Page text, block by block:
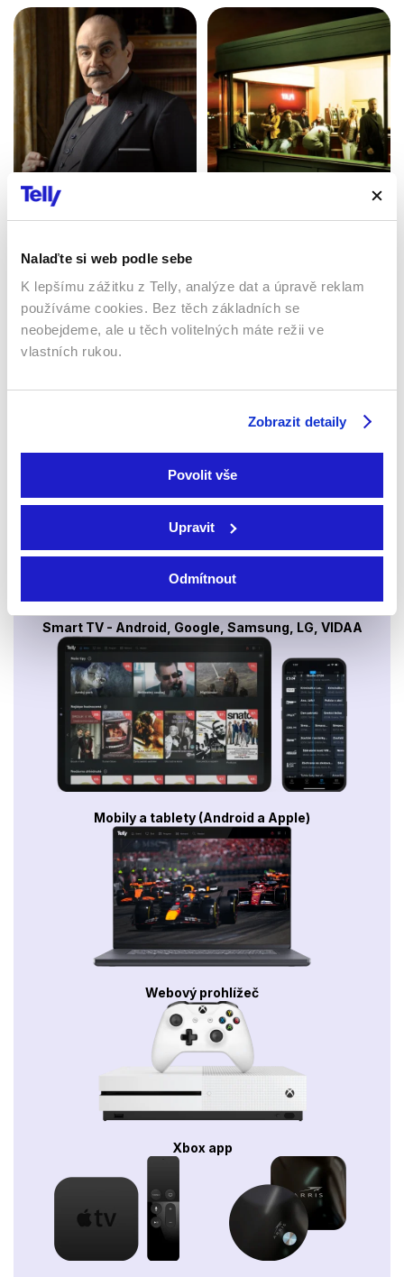
Nalaďte si web podle sebe
K lepšímu zážitku z Telly, analýze dat a úpravě reklam
používáme cookies. Bez těch základních se
neobejdeme, ale u těch volitelných máte režii ve
vlastních rukou.
Zobrazit detaily
Povolit vše
Upravit
Odmítnout
Hercule Poirot
Seriály / Krimi
Sledujte kdekoliv až na 6 zařízeních
Sledovat internetovou televizi jde odkudkoliv
Smart TV - Android, Google, Samsung, LG, VIDAA
Mobily a tablety (Android a Apple)
Webový prohlížeč
Xbox app